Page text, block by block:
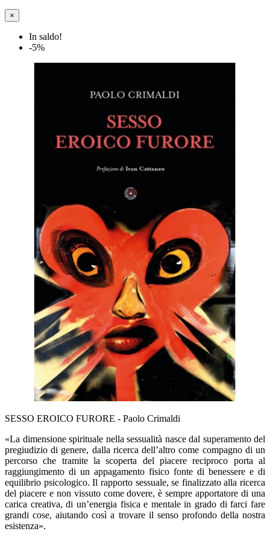
×
In saldo!
-5%
SESSO EROICO FURORE - Paolo Crimaldi
«La dimensione spirituale nella sessualità nasce dal superamento del
pregiudizio di genere, dalla ricerca dell’altro come compagno di un
percorso che tramite la scoperta del piacere reciproco porta al
raggiungimento di un appagamento fisico fonte di benessere e di
equilibrio psicologico. Il rapporto sessuale, se finalizzato alla ricerca
del piacere e non vissuto come dovere, è sempre apportatore di una
carica creativa, di un’energia fisica e mentale in grado di farci fare
grandi cose, aiutando così a trovare il senso profondo della nostra
esistenza».